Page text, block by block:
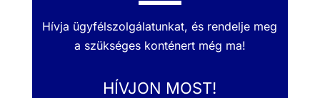
Hívja ügyfélszolgálatunkat, és rendelje meg
a szükséges konténert még ma!
HÍVJON MOST!